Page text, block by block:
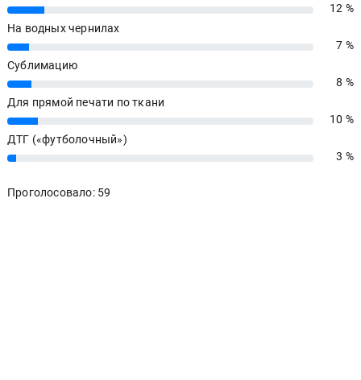
12%
12 %
На водных чернилах
7%
7 %
Сублимацию
8%
8 %
Для прямой печати по ткани
10%
10 %
ДТГ («футболочный»)
3% 3 %
Проголосовало: 59